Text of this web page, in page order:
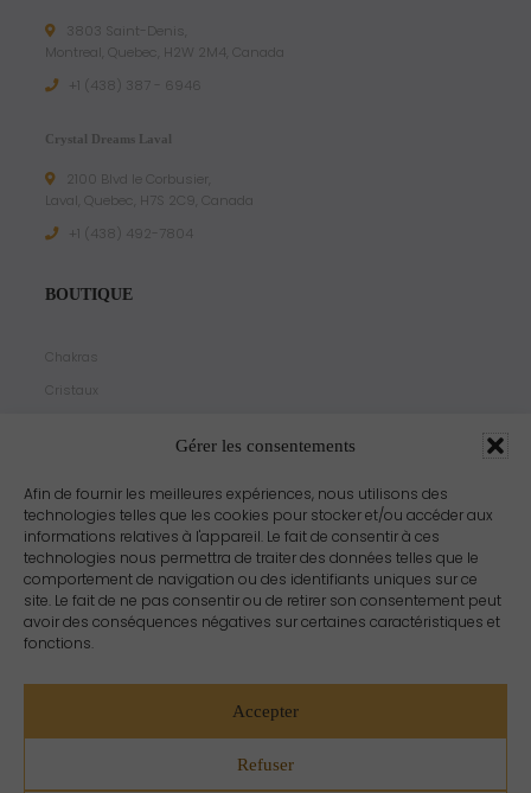
Gérer les consentements
Afin de fournir les meilleures expériences, nous utilisons des
technologies telles que les cookies pour stocker et/ou accéder aux
informations relatives à l'appareil. Le fait de consentir à ces
technologies nous permettra de traiter des données telles que le
comportement de navigation ou des identifiants uniques sur ce
site. Le fait de ne pas consentir ou de retirer son consentement peut
avoir des conséquences négatives sur certaines caractéristiques et
fonctions.
Accepter
Refuser
3803 Saint-Denis,
Montreal, Quebec, H2W 2M4, Canada
+1 (438) 387 - 6946
Crystal Dreams Laval
2100 Blvd le Corbusier,
Laval, Quebec, H7S 2C9, Canada
+1 ‪(438) 492-7804‬
BOUTIQUE
Chakras
Cristaux
Propriétés
Arômes
Zodiacs